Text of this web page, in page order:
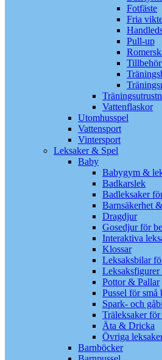
Fotfäste
Fria
Pull-up
Vattenflaskor
Utomhusspel
Vattensport
Vintersport
Leksaker & Spel
Baby
Babygym &
Badkarslek
Badleksaker
Barnsäkerhet
Dragdjur
Gosedjur för
Interaktiva
Klossar
Leksaksbilar
Leksaksfigurer
Pottor & Pallar
Pussel för små
Spark- och
Träleksaker för
Äta & Dricka
Övriga
Barnböcker